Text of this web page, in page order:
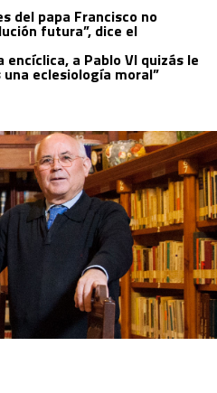
del papa Francisco no
futura”, dice el
encíclica, a Pablo VI quizás le
eclesiología moral”